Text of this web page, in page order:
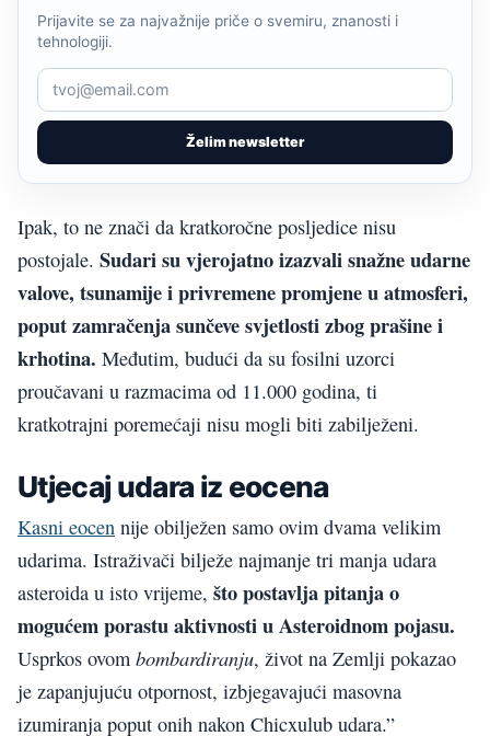
Želim newsletter
Prijavite se za najvažnije priče o svemiru, znanosti i
tehnologiji.
Ipak, to ne znači da kratkoročne posljedice nisu
postojale. Sudari su vjerojatno izazvali snažne udarne
valove, tsunamije i privremene promjene u atmosferi,
poput zamračenja sunčeve svjetlosti zbog prašine i
krhotina. Međutim, budući da su fosilni uzorci
proučavani u razmacima od 11.000 godina, ti
kratkotrajni poremećaji nisu mogli biti zabilježeni.
Utjecaj udara iz eocena
Kasni eocen nije obilježen samo ovim dvama velikim
udarima. Istraživači bilježe najmanje tri manja udara
asteroida u isto vrijeme, što postavlja pitanja o
mogućem porastu aktivnosti u Asteroidnom pojasu.
Usprkos ovom bombardiranju, život na Zemlji pokazao
je zapanjujuću otpornost, izbjegavajući masovna
izumiranja poput onih nakon Chicxulub udara.”